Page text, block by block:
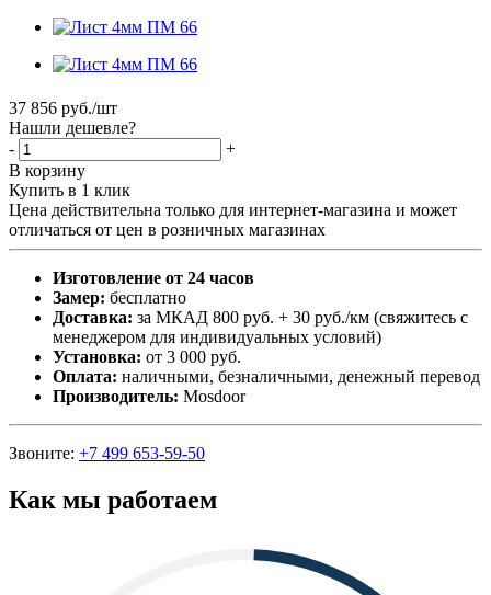
37 856 руб./шт
Нашли дешевле?
-
+
В корзину
Купить в 1 клик
Цена действительна только для интернет-магазина и может
отличаться от цен в розничных магазинах
Изготовление от 24 часов
Замер: бесплатно
Доставка: за МКАД 800 руб. + 30 руб./км (свяжитесь с
менеджером для индивидуальных условий)
Установка: от 3 000 руб.
Оплата: наличными, безналичными, денежный перевод
Производитель: Mosdoor
Звоните: +7 499 653-59-50
Как мы работаем